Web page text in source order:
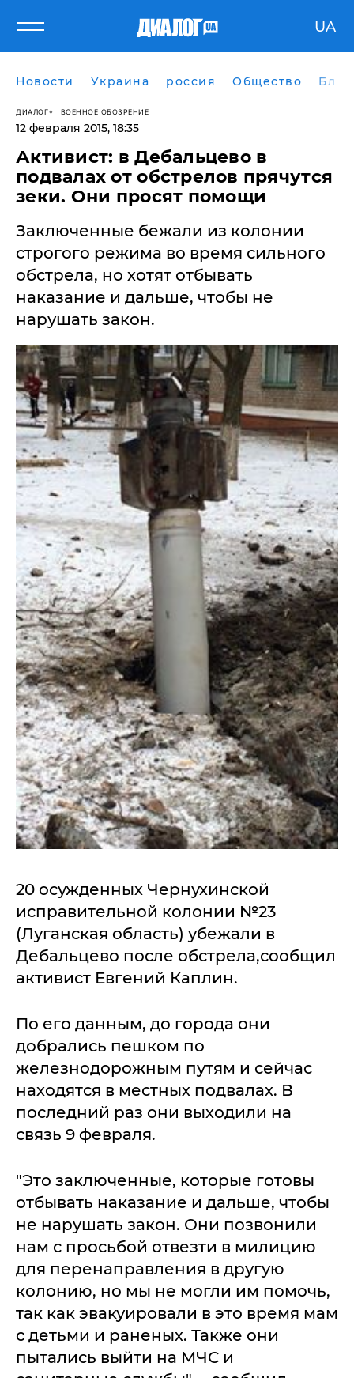
UA
Новости Украина россия Общество
ДИАЛОГ ВОЕННОЕ ОБОЗРЕНИЕ
12 февраля 2015, 18:35
​Активист: в Дебальцево в
подвалах от обстрелов прячутся
зеки. Они просят помощи
Заключенные бежали из колонии
строгого режима во время сильного
обстрела, но хотят отбывать
наказание и дальше, чтобы не
нарушать закон.
20 осужденных Чернухинской
исправительной колонии №23
(Луганская область) убежали в
Дебальцево после обстрела,сообщил
активист Евгений Каплин.
По его данным, до города они
добрались пешком по
железнодорожным путям и сейчас
находятся в местных подвалах. В
последний раз они выходили на
связь 9 февраля.
"Это заключенные, которые готовы
отбывать наказание и дальше, чтобы
не нарушать закон. Они позвонили
нам с просьбой отвезти в милицию
для перенаправления в другую
колонию, но мы не могли им помочь,
так как эвакуировали в это время мам
с детьми и раненых. Также они
пытались выйти на МЧС и